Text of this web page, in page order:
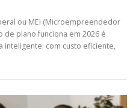
ou MEI (Microempreendedor
de plano funciona em 2026 é
inteligente: com custo eficiente,